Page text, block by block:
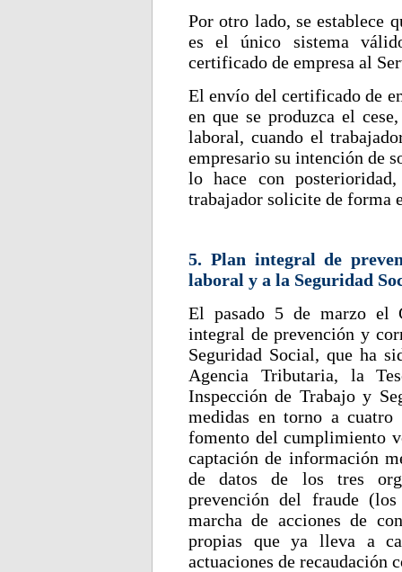
Por otro lado, se establece
es el único sistema
certificado de empresa al
El envío del certificado de
en que se produzca el
laboral, cuando el
empresario su intención de
lo hace con
trabajador solicite de forma
5. Plan integral de
laboral y a la Seguridad
El pasado 5 de marzo el
integral de prevención y
Seguridad Social, que ha
Agencia Tributaria, la
Inspección de Trabajo y
medidas en torno a
fomento del cumplimiento
captación de información
de datos de los tres
prevención del fraude
marcha de acciones de
propias que ya lleva a
actuaciones de recaudación